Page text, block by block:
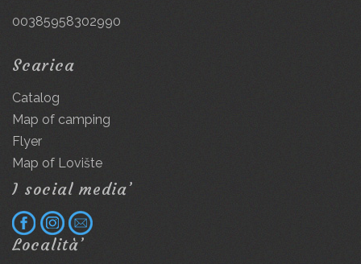
00385958302990
Scarica
Catalog
Map of camping
Flyer
Map of Lovište
I social media’
Località’